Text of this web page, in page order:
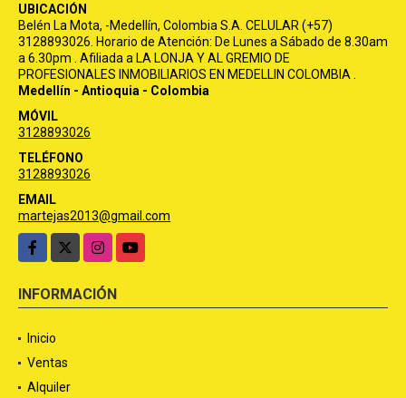
UBICACIÓN
Belén La Mota, -Medellín, Colombia S.A. CELULAR (+57)
3128893026. Horario de Atención: De Lunes a Sábado de 8.30am
a 6.30pm . Afiliada a LA LONJA Y AL GREMIO DE
PROFESIONALES INMOBILIARIOS EN MEDELLIN COLOMBIA .
Medellín - Antioquia - Colombia
MÓVIL
3128893026
TELÉFONO
3128893026
EMAIL
martejas2013@gmail.com
Facebook
InstagramYouTube
INFORMACIÓN
Inicio
Ventas
Alquiler